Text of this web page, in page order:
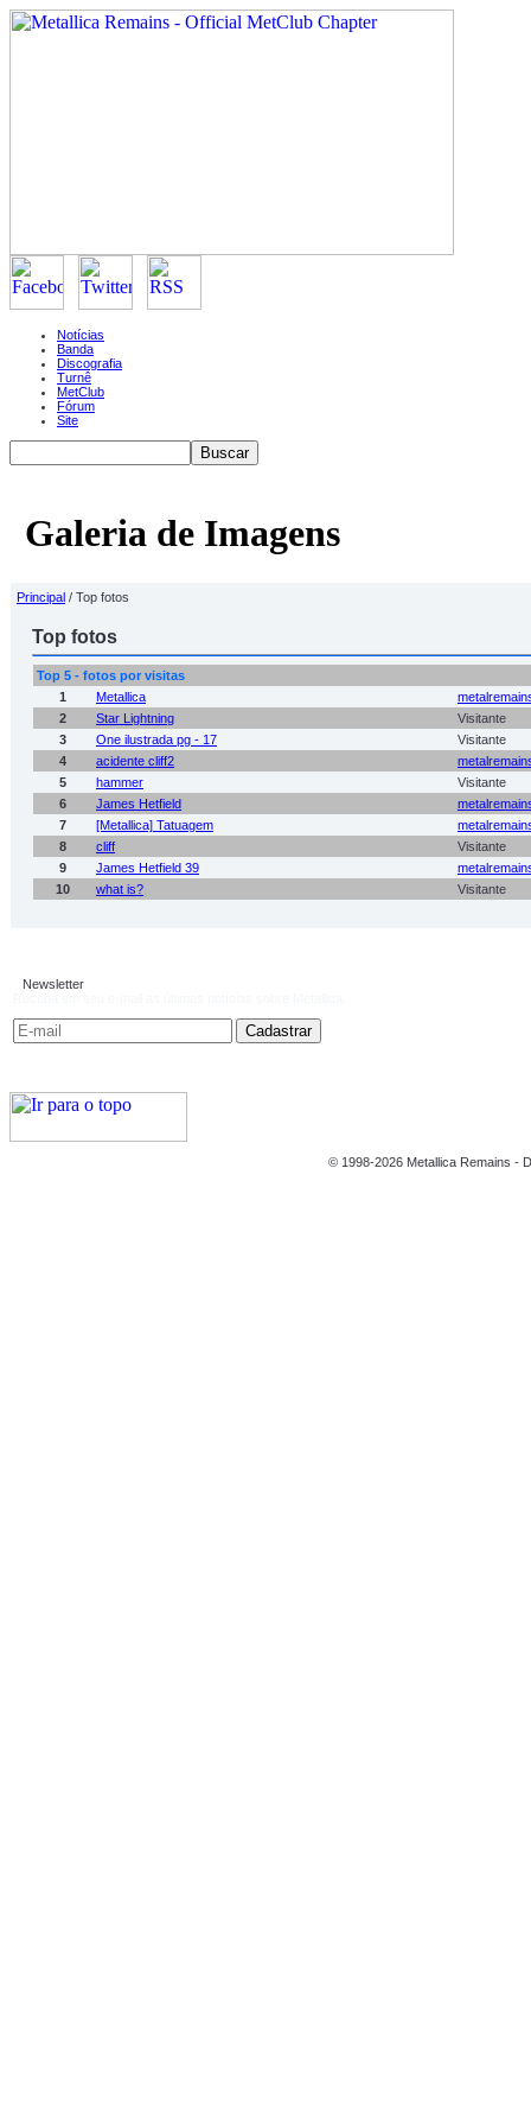
Notícias
Banda
Discografia
Turnê
MetClub
Fórum
Site
Galeria de Imagens
Principal / Top fotos
Top fotos
Top 5 - fotos por visitas
1
Metallica
2
Star Lightning
Visitante
3
One ilustrada pg - 17
Visitante
4
acidente cliff2
5
hammer
Visitante
6
James Hetfield
7
[Metallica] Tatuagem
8
cliff
Visitante
9
James Hetfield 39
10
what is? Visitante
Newsletter
© 1998-2026 Metallica Remains -